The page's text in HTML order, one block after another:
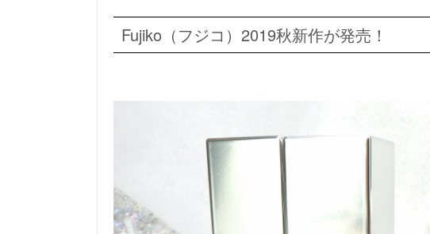
Fujiko（フジコ）2019秋新作が発売！